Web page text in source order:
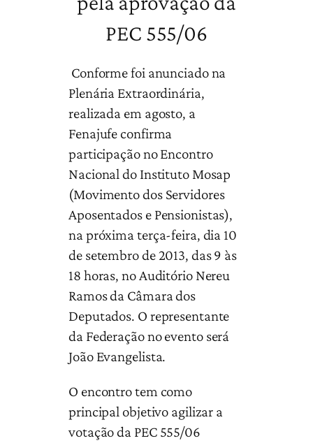
PEC 555/06
Conforme foi anunciado na
Plenária Extraordinária,
realizada em agosto, a
Fenajufe confirma
participação no Encontro
Nacional do Instituto Mosap
(Movimento dos Servidores
Aposentados e Pensionistas),
na próxima terça-feira, dia 10
de setembro de 2013, das 9 às
18 horas, no Auditório Nereu
Ramos da Câmara dos
Deputados. O representante
da Federação no evento será
João Evangelista.
O encontro tem como
principal objetivo agilizar a
votação da PEC 555/06